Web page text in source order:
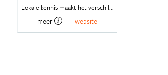
Lokale kennis maakt het verschil...
meer website